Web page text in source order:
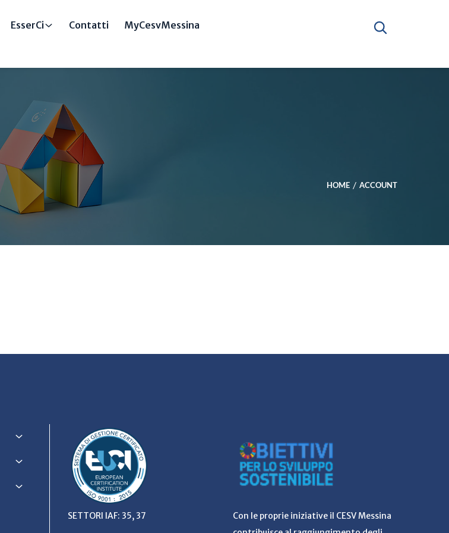
EsserCi Contatti MyCesvMessina
HOME ACCOUNT
SETTORI IAF: 35, 37
Con le proprie iniziative il CESV Messina